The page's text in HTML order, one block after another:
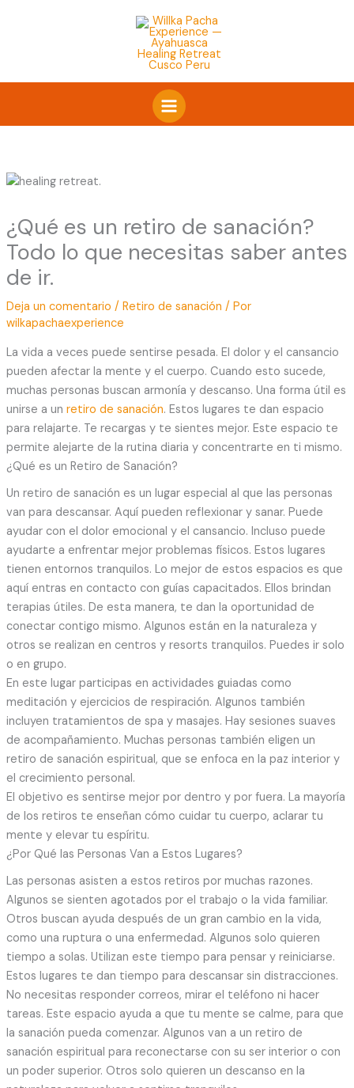
¿Qué es un retiro de sanación?
Todo lo que necesitas saber antes
de ir.
Deja un comentario / Retiro de sanación / Por
wilkapachaexperience
La vida a veces puede sentirse pesada. El dolor y el cansancio
pueden afectar la mente y el cuerpo. Cuando esto sucede,
muchas personas buscan armonía y descanso. Una forma útil es
unirse a un retiro de sanación. Estos lugares te dan espacio
para relajarte. Te recargas y te sientes mejor. Este espacio te
permite alejarte de la rutina diaria y concentrarte en ti mismo.
¿Qué es un Retiro de Sanación?
Un retiro de sanación es un lugar especial al que las personas
van para descansar. Aquí pueden reflexionar y sanar. Puede
ayudar con el dolor emocional y el cansancio. Incluso puede
ayudarte a enfrentar mejor problemas físicos. Estos lugares
tienen entornos tranquilos. Lo mejor de estos espacios es que
aquí entras en contacto con guías capacitados. Ellos brindan
terapias útiles. De esta manera, te dan la oportunidad de
conectar contigo mismo. Algunos están en la naturaleza y
otros se realizan en centros y resorts tranquilos. Puedes ir solo
o en grupo.
En este lugar participas en actividades guiadas como
meditación y ejercicios de respiración. Algunos también
incluyen tratamientos de spa y masajes. Hay sesiones suaves
de acompañamiento. Muchas personas también eligen un
retiro de sanación espiritual, que se enfoca en la paz interior y
el crecimiento personal.
El objetivo es sentirse mejor por dentro y por fuera. La mayoría
de los retiros te enseñan cómo cuidar tu cuerpo, aclarar tu
mente y elevar tu espíritu.
¿Por Qué las Personas Van a Estos Lugares?
Las personas asisten a estos retiros por muchas razones.
Algunos se sienten agotados por el trabajo o la vida familiar.
Otros buscan ayuda después de un gran cambio en la vida,
como una ruptura o una enfermedad. Algunos solo quieren
tiempo a solas. Utilizan este tiempo para pensar y reiniciarse.
Estos lugares te dan tiempo para descansar sin distracciones.
No necesitas responder correos, mirar el teléfono ni hacer
tareas. Este espacio ayuda a que tu mente se calme, para que
la sanación pueda comenzar. Algunos van a un retiro de
sanación espiritual para reconectarse con su ser interior o con
un poder superior. Otros solo quieren un descanso en la